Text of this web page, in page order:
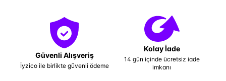
Güvenli Alışveriş
İyzico ile birlikte güvenli ödeme
Kolay İade
14 gün içinde ücretsiz iade
imkanı